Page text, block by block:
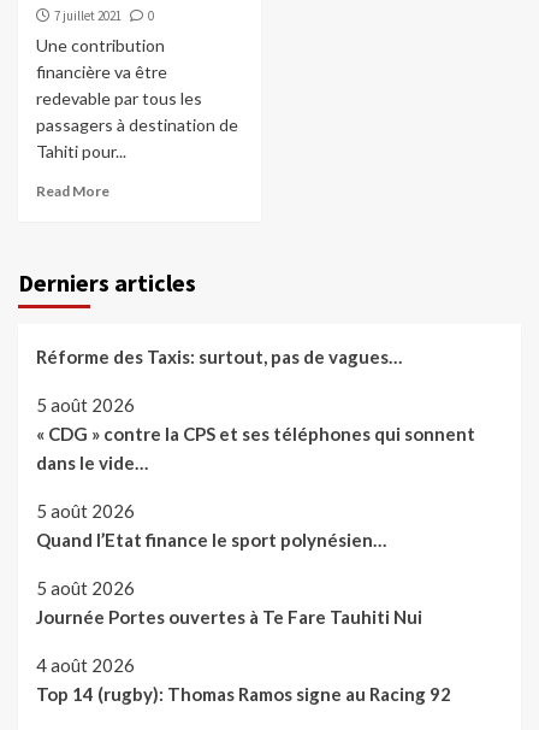
7 juillet 2021 0
Une contribution
financière va être
redevable par tous les
passagers à destination de
Tahiti pour...
Read More
Derniers articles
Réforme des Taxis: surtout, pas de vagues…
5 août 2026
« CDG » contre la CPS et ses téléphones qui sonnent
dans le vide…
5 août 2026
Quand l’Etat finance le sport polynésien…
5 août 2026
Journée Portes ouvertes à Te Fare Tauhiti Nui
4 août 2026
Top 14 (rugby): Thomas Ramos signe au Racing 92